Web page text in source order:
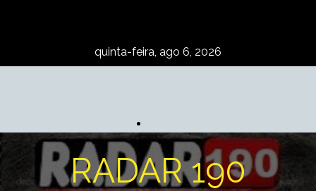
quinta-feira, ago 6, 2026
RADAR 190